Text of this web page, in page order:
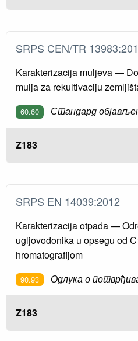
SRPS CEN/TR
Karakterizacija muljeva —
mulja za rekultivaciju
60.60 Стандард
Z183
SRPS EN 14039:2012
Karakterizacija otpada —
ugljovodonika u opsegu od
hromatografijom
90.93 Одлука о
Z183